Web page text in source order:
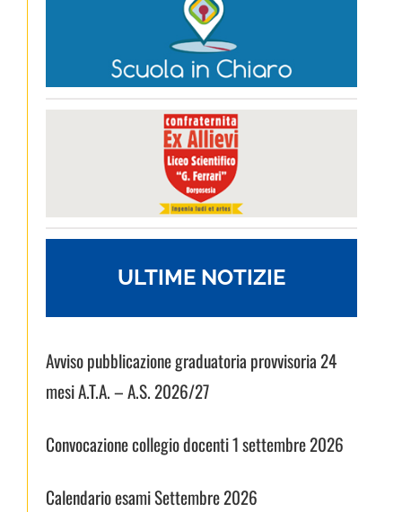
ULTIME NOTIZIE
Avviso pubblicazione graduatoria provvisoria 24
mesi A.T.A. – A.S. 2026/27
Convocazione collegio docenti 1 settembre 2026
Calendario esami Settembre 2026